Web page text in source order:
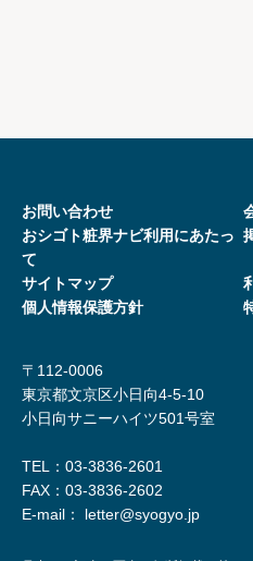
し、コンテンツや情報を閲覧
本サービスを利用されたこと
３．当社が別途本サービス上
方法により規定する個別規約
本規約と個別規約または追加
規約または追加規約が優先し
４．当社は、利用者に事前の
できるものとします。この場
お問い合わせ
おシゴト粧界ナビ利用にあたっ
て
サイトマップ
個人情報保護方針
〒112-0006
東京都文京区小日向4-5-10
小日向サニーハイツ501号室
TEL：03-3836-2601
FAX： 03-3836-2602
E-mail： letter@syogyo.jp